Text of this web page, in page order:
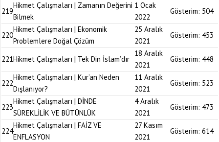
219
Hikmet Çalışmaları | Zamanın Değerini
Bilmek
1 Ocak
2022
Gösterim: 504
220
Hikmet Çalışmaları | Ekonomik
Problemlere Doğal Çözüm
25 Aralık
2021
Gösterim: 453
221Hikmet Çalışmaları | Tek Din İslam’dır
18 Aralık
2021
Gösterim: 448
222
Hikmet Çalışmaları | Kur’an Neden
Dışlanıyor?
11 Aralık
2021
Gösterim: 523
223
Hikmet Çalışmaları | DİNDE
SÜREKLİLİK VE BÜTÜNLÜK
4 Aralık
2021
Gösterim: 473
224
Hikmet Çalışmaları | FAİZ VE
ENFLASYON
27 Kasım
2021
Gösterim: 614